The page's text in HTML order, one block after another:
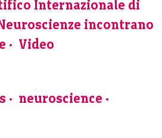
Internazionale di
incontrano
Video
neuroscience